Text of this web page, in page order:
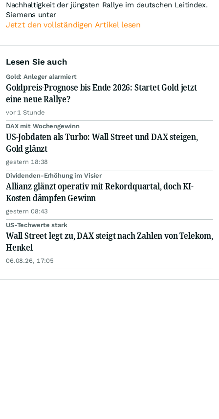
Nachhaltigkeit der jüngsten Rallye im deutschen Leitindex.
Siemens unter
Jetzt den vollständigen Artikel lesen
Lesen Sie auch
Gold: Anleger alarmiert
Goldpreis-Prognose bis Ende 2026: Startet Gold jetzt
eine neue Rallye?
vor 1 Stunde
DAX mit Wochengewinn
US-Jobdaten als Turbo: Wall Street und DAX steigen,
Gold glänzt
gestern 18:38
Dividenden-Erhöhung im Visier
Allianz glänzt operativ mit Rekordquartal, doch KI-
Kosten dämpfen Gewinn
gestern 08:43
US-Techwerte stark
Wall Street legt zu, DAX steigt nach Zahlen von Telekom,
Henkel
06.08.26, 17:05